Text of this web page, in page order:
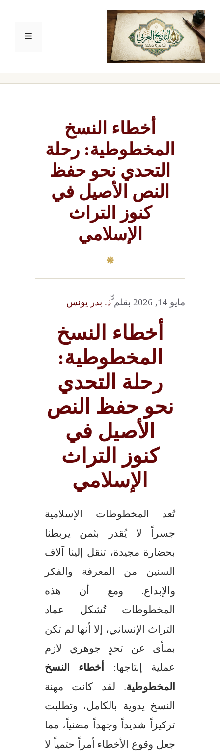
انتقل
المحتوى
القائمة
أخطاء النسخ
المخطوطية: رحلة
التحدي نحو حفظ
النص الأصيل في
كنوز التراث
الإسلامي
مايو 14, 2026 بقلمّّذ. بدر يونس
أخطاء النسخ
المخطوطية:
رحلة التحدي
نحو حفظ النص
الأصيل في
كنوز التراث
الإسلامي
تُعد المخطوطات الإسلامية
جسراً لا يُقدر بثمن يربطنا
بحضارة مجيدة، تنقل إلينا آلاف
السنين من المعرفة والفكر
والإبداع. ومع أن هذه
المخطوطات تُشكل عماد
التراث الإنساني، إلا أنها لم تكن
بمنأى عن تحدٍ جوهري لازم
عملية إنتاجها:
أخطاء النسخ
المخطوطية. لقد كانت مهنة
النسخ يدوية بالكامل، وتطلبت
تركيزاً شديداً وجهداً مضنياً، مما
جعل وقوع الأخطاء أمراً حتمياً لا